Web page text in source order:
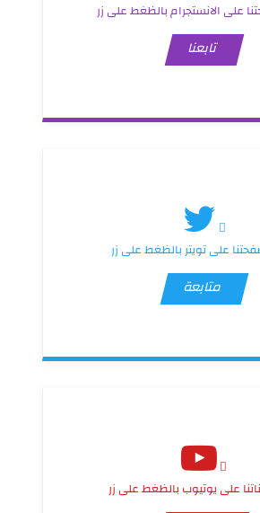
على الانستجرام بالظغط على زر
تابعنا
على تويتر بالظغط على زر
متابعة
على يوتيوب بالظغط على زر